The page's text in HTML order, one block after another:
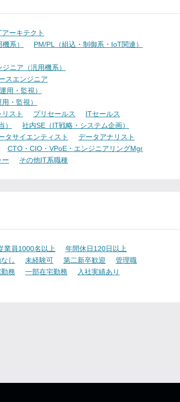
アーキテクト
系）
PM/PL（組込・制御系・IoT関連）
ニア（汎用機系）
スエンジニア
用・監視）
・監視）
スト プリセールス
ITセールス
）
社内SE（IT戦略・システム企画）
タサイエンティスト
データアナリスト
CTO・CIO・VPoE・エンジニアリングMgr
ー その他IT系職種
業員1000名以上
年間休日120日以上
し 未経験可 第二新卒歓迎
管理職
務 一部在宅勤務
入社実績あり